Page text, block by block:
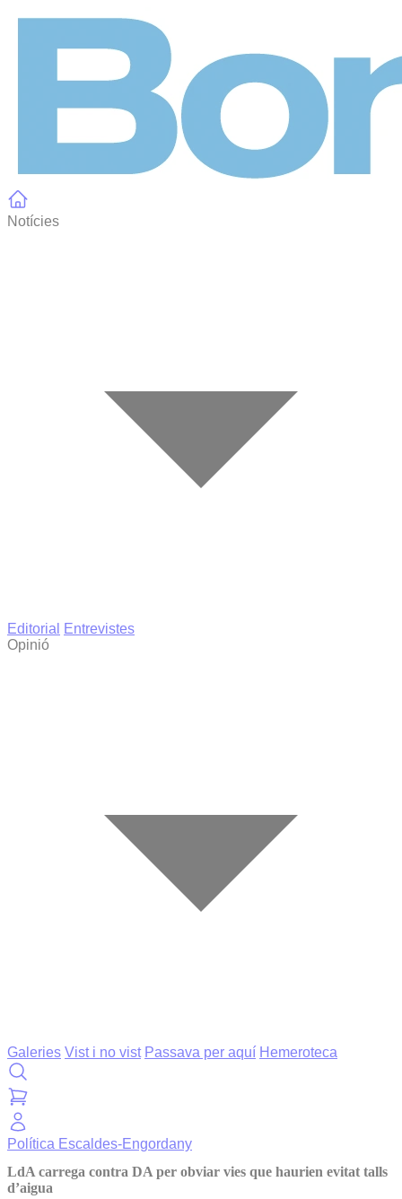
Notícies
Editorial
Entrevistes
Opinió
Galeries Vist i no vist Passava per aquí Hemeroteca
Política Escaldes-Engordany
LdA carrega contra DA per obviar vies que haurien evitat talls
d’aigua